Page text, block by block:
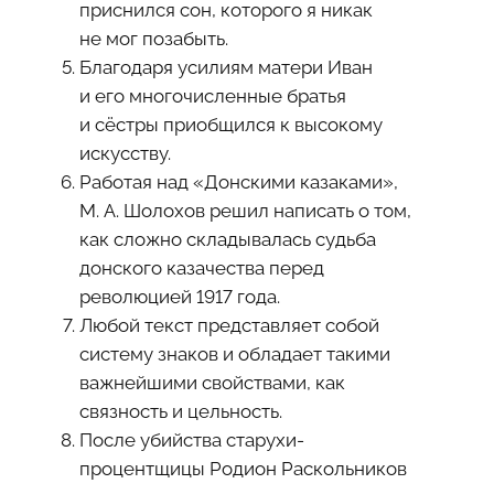
приснился сон, которого я никак
не мог позабыть.
Благодаря усилиям матери Иван
и его многочисленные братья
и сёстры приобщился к высокому
искусству.
Работая над «Донскими казаками»,
М. А. Шолохов решил написать о том,
как сложно складывалась судьба
донского казачества перед
революцией 1917 года.
Любой текст представляет собой
систему знаков и обладает такими
важнейшими свойствами, как
связность и цельность.
После убийства старухи-
процентщицы Родион Раскольников